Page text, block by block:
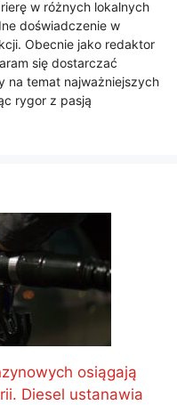
w różnych lokalnych
doświadczenie w
Obecnie jako redaktor
się dostarczać
na temat najważniejszych
rygor z pasją
osiągają
Diesel ustanawia